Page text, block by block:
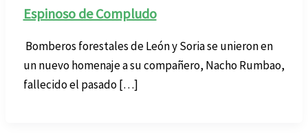
Espinoso de Compludo
Bomberos forestales de León y Soria se unieron en
un nuevo homenaje a su compañero, Nacho Rumbao,
fallecido el pasado […]